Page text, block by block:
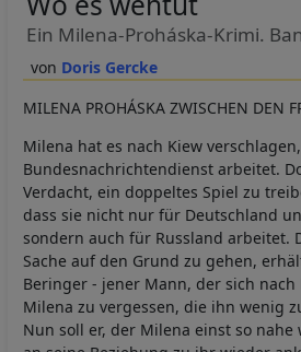
Doris Gercke
Ein Milena-Proháska-Krimi.
MILENA PROHÁSKA ZWISCHEN DEN
Milena hat es nach Kiew
Bundesnachrichtendienst arbeitet.
Verdacht, ein doppeltes Spiel zu
dass sie nicht nur für Deutschland
sondern auch für Russland arbeitet.
Sache auf den Grund zu gehen,
Beringer - jener Mann, der sich
Milena zu vergessen, die ihn wenig
Nun soll er, der Milena einst so nahe